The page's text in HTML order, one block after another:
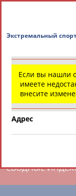
СВОДНЫЕ
Если вы нашли
имеете
внесите
Адрес